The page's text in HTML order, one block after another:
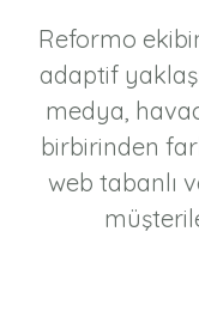
Reformo
adaptif
medya,
birbirinden
web tabanlı